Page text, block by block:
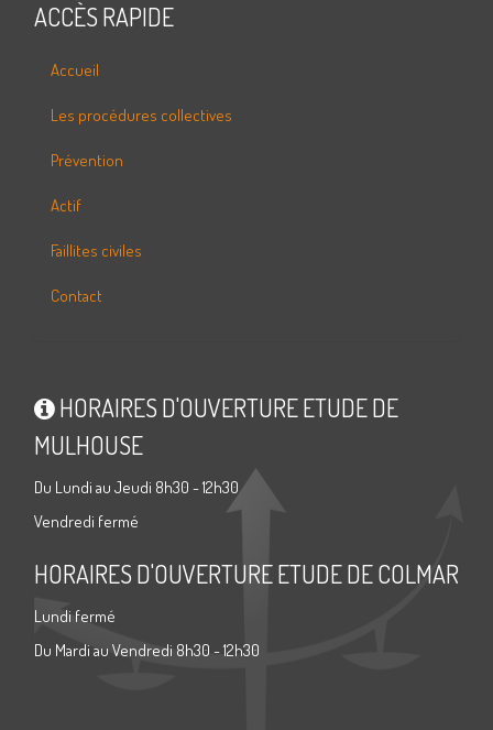
ACCÈS RAPIDE
Accueil
Les procédures collectives
Prévention
Actif
Faillites civiles
Contact
HORAIRES D'OUVERTURE ETUDE DE
MULHOUSE
Du Lundi au Jeudi 8h30 - 12h30
Vendredi fermé
HORAIRES D'OUVERTURE ETUDE DE COLMAR
Lundi fermé
Du Mardi au Vendredi 8h30 - 12h30